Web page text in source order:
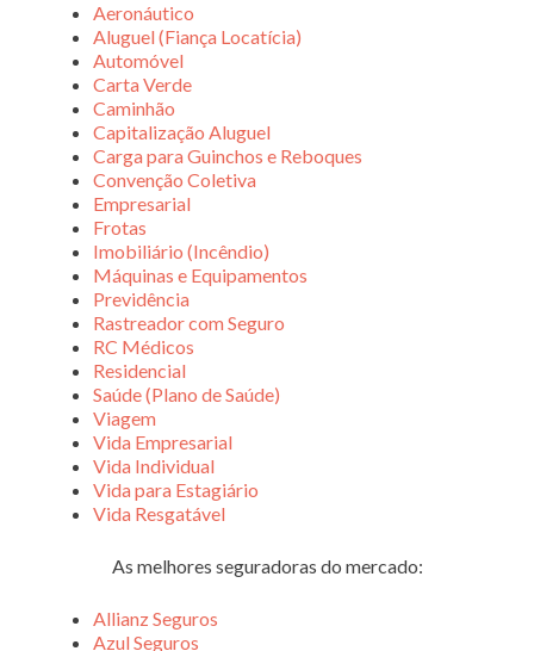
Aeronáutico
Aluguel (Fiança Locatícia)
Automóvel
Carta Verde
Caminhão
Capitalização Aluguel
Carga para Guinchos e Reboques
Convenção Coletiva
Empresarial
Frotas
Imobiliário (Incêndio)
Máquinas e Equipamentos
Previdência
Rastreador com Seguro
RC Médicos
Residencial
Saúde (Plano de Saúde)
Viagem
Vida Empresarial
Vida Individual
Vida para Estagiário
Vida Resgatável
As melhores seguradoras do mercado:
Allianz Seguros
Azul Seguros